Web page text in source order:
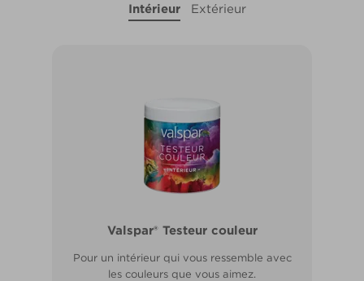
Intérieur Extérieur
Valspar® Testeur couleur
Pour un intérieur qui vous ressemble avec
les couleurs que vous aimez.
Valspar® Pro Extérieur Boiseries et
Résiste aux fissures et à l’écaillage. Résiste